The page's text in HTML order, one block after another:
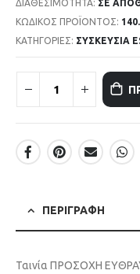
ΔΙΑΘΕΣΙΜΌΤΗΤΑ: ΣΕ
ΚΩΔΙΚΌΣ ΠΡΟΪΌΝΤΟΣ:
ΚΑΤΗΓΟΡΊΕΣ: ΣΥΣΚΕΥΣΙΑ
ΠΕΡΙΓΡΑΦΉ
Ταινία ΠΡΟΣΟΧΗ